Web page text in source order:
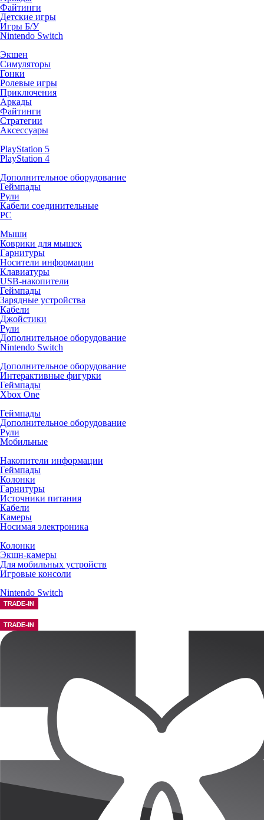
Файтинги
Детские игры
Игры Б/У
Nintendo Switch
Экшен
Симуляторы
Гонки
Ролевые игры
Приключения
Аркады
Файтинги
Стратегии
Аксессуары
PlayStation 5
PlayStation 4
Дополнительное оборудование
Геймпады
Рули
Кабели соединительные
PC
Мыши
Коврики для мышек
Гарнитуры
Носители информации
Клавиатуры
USB-накопители
Геймпады
Зарядные устройства
Кабели
Джойстики
Рули
Дополнительное оборудование
Nintendo Switch
Дополнительное оборудование
Интерактивные фигурки
Геймпады
Xbox One
Геймпады
Дополнительное оборудование
Рули
Мобильные
Накопители информации
Геймпады
Колонки
Гарнитуры
Источники питания
Кабели
Камеры
Носимая электроника
Колонки
Экшн-камеры
Для мобильных устройств
Игровые консоли
Nintendo Switch